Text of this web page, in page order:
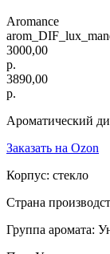
Aromance
3000,00
р.
3890,00
р.
Ароматический
Заказать на Ozon
Корпус: стекло
Страна
Группа аромата: